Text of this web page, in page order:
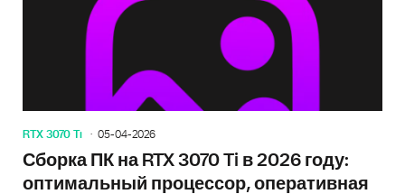
RTX 3070 Ti 05-04-2026
Сборка ПК на RTX 3070 Ti в 2026 году:
оптимальный процессор, оперативная